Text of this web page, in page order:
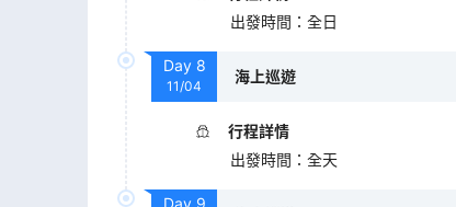
出發時間 ： 全日
Day 8
11/04
海上巡遊
行程詳情
出發時間 ： 全天
Day 9